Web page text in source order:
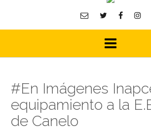
#En Imágenes
equipamiento a la
de Canelo